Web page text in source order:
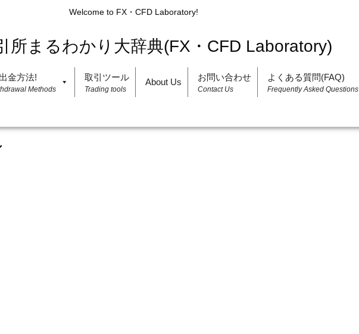
Welcome to FX・CFD Laboratory!
金方法!
Methods
取引ツール
Trading tools
About Us お問い合わせ
Contact Us
よくある質問(FAQ)
Frequently Asked Questions